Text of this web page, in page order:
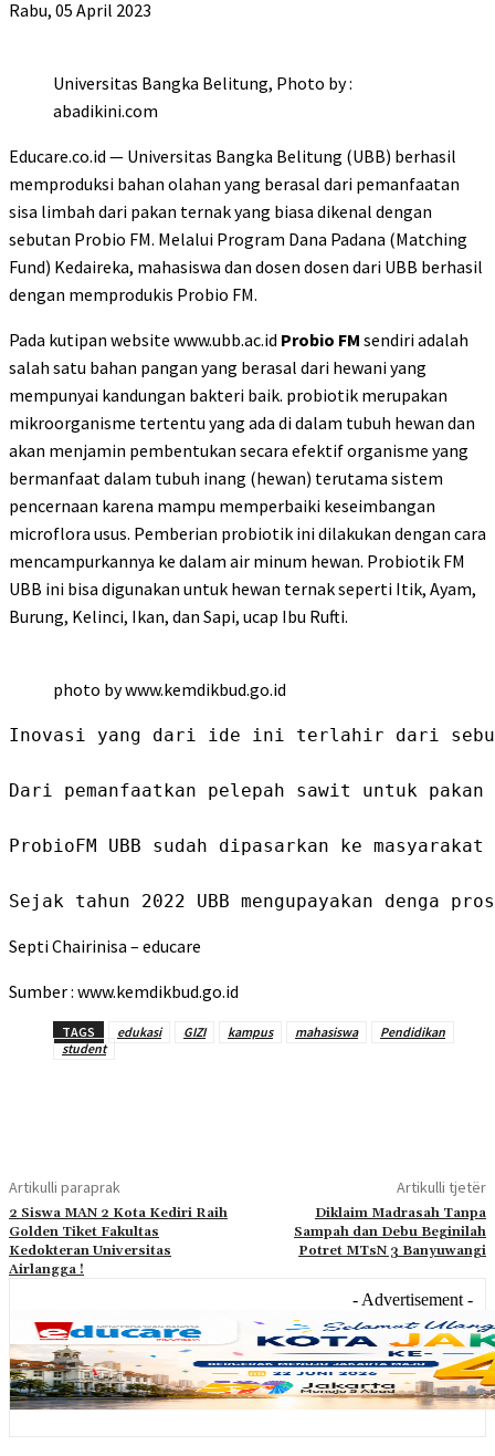
Rabu, 05 April 2023
Universitas Bangka Belitung, Photo by :
abadikini.com
Educare.co.id — Universitas Bangka Belitung (UBB) berhasil
memproduksi bahan olahan yang berasal dari pemanfaatan
sisa limbah dari pakan ternak yang biasa dikenal dengan
sebutan Probio FM. Melalui Program Dana Padana (Matching
Fund) Kedaireka, mahasiswa dan dosen dosen dari UBB berhasil
dengan memprodukis Probio FM.
Pada kutipan website www.ubb.ac.id Probio FM sendiri adalah
salah satu bahan pangan yang berasal dari hewani yang
mempunyai kandungan bakteri baik. probiotik merupakan
mikroorganisme tertentu yang ada di dalam tubuh hewan dan
akan menjamin pembentukan secara efektif organisme yang
bermanfaat dalam tubuh inang (hewan) terutama sistem
pencernaan karena mampu memperbaiki keseimbangan
microflora usus. Pemberian probiotik ini dilakukan dengan cara
mencampurkannya ke dalam air minum hewan. Probiotik FM
UBB ini bisa digunakan untuk hewan ternak seperti Itik, Ayam,
Burung, Kelinci, Ikan, dan Sapi, ucap Ibu Rufti.
photo by www.kemdikbud.go.id
Inovasi yang dari ide ini terlahir dari
Dari pemanfaatkan pelepah sawit untuk
ProbioFM UBB sudah dipasarkan ke
Sejak tahun 2022 UBB mengupayakan
Septi Chairinisa – educare
Sumber : www.kemdikbud.go.id
TAGS edukasi GIZI kampus mahasiswa
Pendidikan
student
Artikulli paraprak
2 Siswa MAN 2 Kota Kediri Raih
Golden Tiket Fakultas
Kedokteran Universitas
Airlangga !
Artikulli tjetër
Diklaim Madrasah Tanpa
Sampah dan Debu Beginilah
Potret MTsN 3 Banyuwangi
- Advertisement -